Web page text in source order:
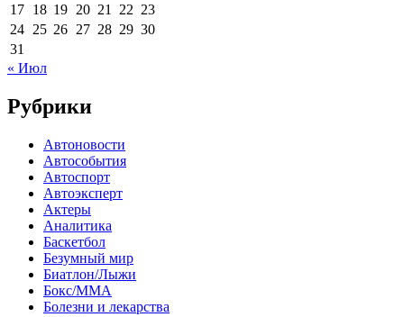
17 18 19 20 21 22 23
24 25 26 27 28 29 30
31
« Июл
Рубрики
Автоновости
Автособытия
Автоспорт
Автоэксперт
Актеры
Аналитика
Баскетбол
Безумный мир
Биатлон/Лыжи
Бокс/MMA
Болезни и лекарства